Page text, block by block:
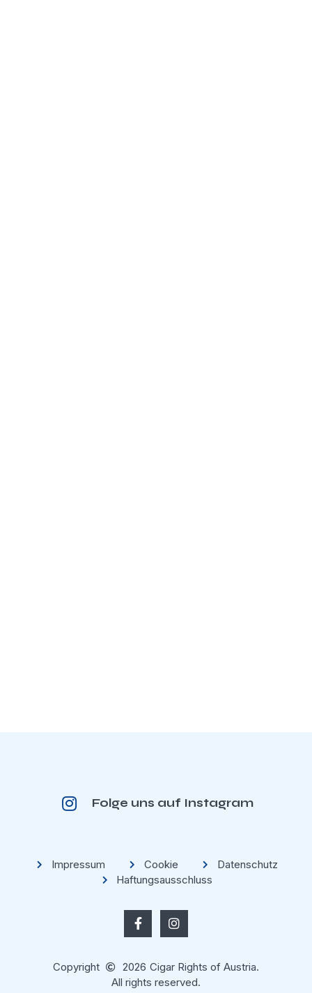
Folge uns auf Instagram
Impressum Cookie
Datenschutz
Haftungsausschluss
Copyright 2026 Cigar Rights of Austria.
All rights reserved.